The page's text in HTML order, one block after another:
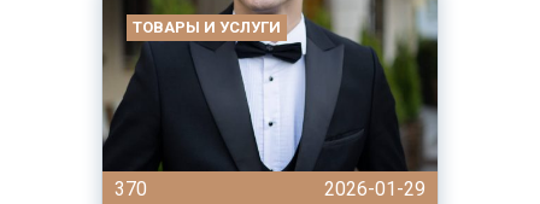
ТОВАРЫ И УСЛУГИ
370
2026-01-29